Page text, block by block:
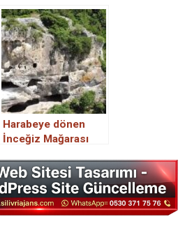
Yarıyıl Tatiline Girdi
Harabeye dönen
İnceğiz Mağarası
görüntülendi